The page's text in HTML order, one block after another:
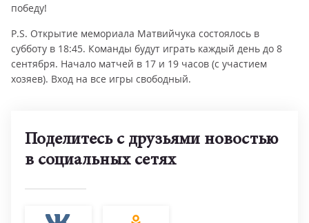
победу!
P.S. Открытие мемориала Матвийчука состоялось в
субботу в 18:45. Команды будут играть каждый день до 8
сентября. Начало матчей в 17 и 19 часов (с участием
хозяев). Вход на все игры свободный.
Поделитесь с друзьями новостью
в социальных сетях